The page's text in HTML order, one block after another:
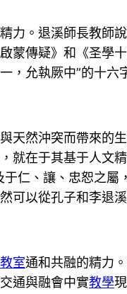
力。退溪師長教師
蒙傳疑》和《圣學
，允執厥中”的十六
天然沖突而帶來的
就在于其基于人文
仁、讓、忠恕之屬
可以從孔子和李退
室通和共融的精力
通與融會中實教學